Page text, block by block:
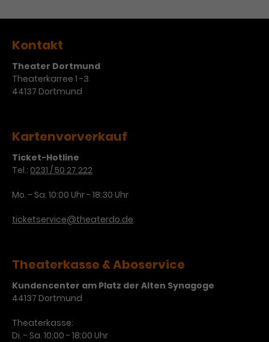
Kontakt
Theater Dortmund
Theaterkarree 1 -3
44137 Dortmund
Kartenvorverkauf
Ticket-Hotline
Tel.: 0231 / 50 27 222
Mo. - Sa. 10:00 Uhr - 18:30 Uhr
ticketservice@theaterdo.de
Theaterkasse & Aboservice
Kundencenter am Platz der Alten Synagoge
44137 Dortmund
Theaterkasse:
Di. - Sa. 10:00 - 18:00 Uhr